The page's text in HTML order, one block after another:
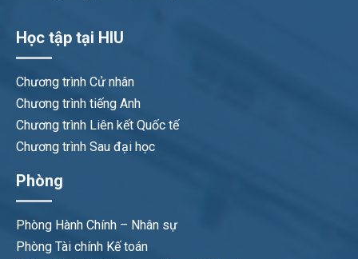
Học tập tại HIU
Chương trình Cử nhân
Chương trình tiếng Anh
Chương trình Liên kết Quốc tế
Chương trình Sau đại học
Phòng
Phòng Hành Chính – Nhân sự
Phòng Tài chính Kế toán